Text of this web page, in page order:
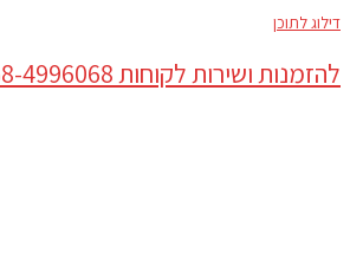
דילוג לתוכן
להזמנות ושירות לקוחות 058-4996068